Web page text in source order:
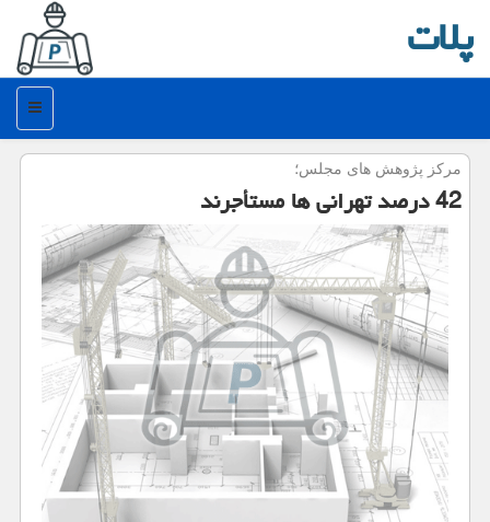
پلات
منو
مركز پژوهش های مجلس؛
42 درصد تهرانی ها مستأجرند